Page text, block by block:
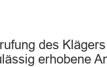
des
erhobene